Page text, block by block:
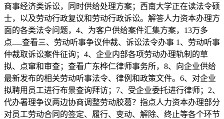
商事经济类诉讼，同时供给处理方案；西南大学正在读法令硕
士，以及劳动行政复议和劳动行政诉讼。解答人力资本办理方
面的各类法令问题，4、为客户供给案件汇集方案，13万多
点.....查看三、劳动听事争议仲裁、诉讼法令办事 1、劳动听事
仲裁取诉讼案件征询；4、企业内部各项劳动办理轨制的草
拟、点窜和审查；查看广东桦仁律师事务所，8、向企业供给
最新发布的相关劳动听事法令、律例和政策文件。6、对企业
拟聘用员工进行布景查询拜访；7、受企业委托进行律师；2、
代办署理争议两边协商调整劳动胶葛？指点人力资本办理部分
对员工劳动合同的签定、履行、变动、解除、终止等各个环节